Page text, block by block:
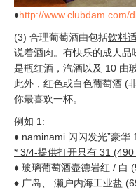
♦http://www.clubdam.com/
(3) 合理葡萄酒由包括饮料
说着酒肉。有快乐的成人品
是瓶红酒，汽酒以及 10 由
此外，红色或白色葡萄酒 (
你最喜欢一杯。
例如 1:
♦ naminami 闪闪发光”豪华
* 3/4-提供打开只有 31 (490
♦ 玻璃葡萄酒壶德岩红 / 白
♦ 广岛、 濑户内海工业盐